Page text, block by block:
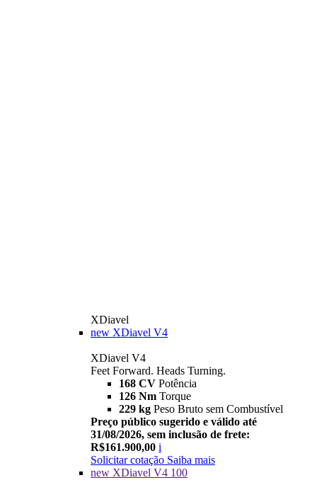
XDiavel
new XDiavel V4
XDiavel V4
Feet Forward. Heads Turning.
168 CV Potência
126 Nm Torque
229 kg Peso Bruto sem Combustível
Preço público sugerido e válido até
31/08/2026, sem inclusão de frete:
R$161.900,00 i
Solicitar cotação Saiba mais
new XDiavel V4 100